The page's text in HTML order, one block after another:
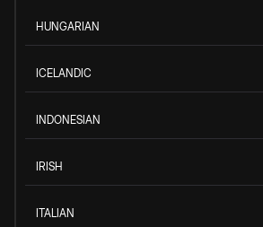
HUNGARIAN
ICELANDIC
INDONESIAN
IRISH
ITALIAN